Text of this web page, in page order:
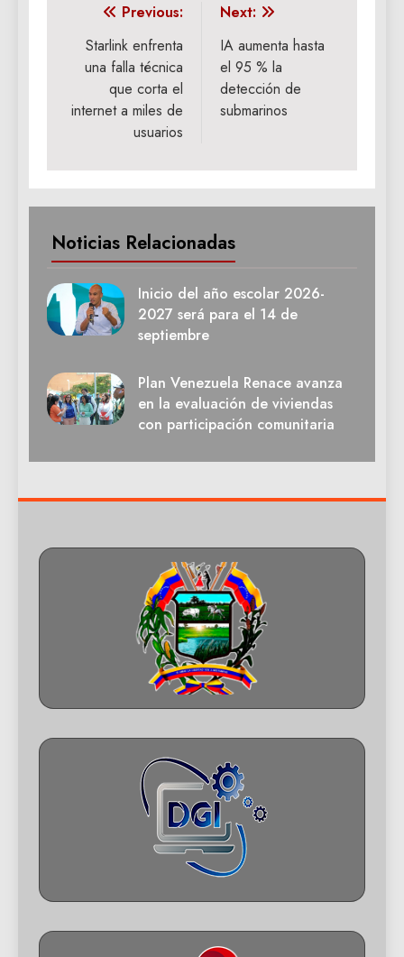
Navegación
de
entradas
Previous:
Starlink enfrenta
una falla técnica
que corta el
internet a miles de
usuarios
Next:
IA aumenta hasta
el 95 % la
detección de
submarinos
Noticias Relacionadas
Inicio del año escolar 2026-
2027 será para el 14 de
septiembre
Plan Venezuela Renace avanza
en la evaluación de viviendas
con participación comunitaria